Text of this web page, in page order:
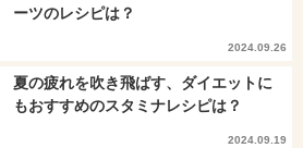
ーツのレシピは？
2024.09.26
夏の疲れを吹き飛ばす、ダイエットに
もおすすめのスタミナレシピは？
2024.09.19